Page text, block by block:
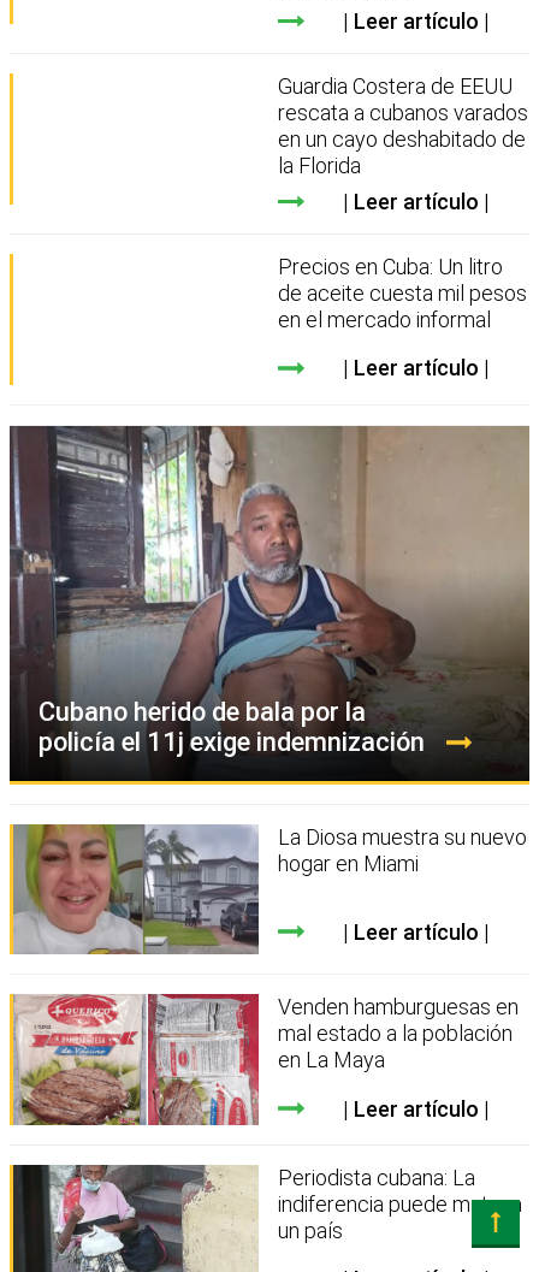
Leer artículo
Guardia Costera de EEUU
rescata a cubanos varados
en un cayo deshabitado de
la Florida
Leer artículo
Precios en Cuba: Un litro
de aceite cuesta mil pesos
en el mercado informal
Leer artículo
Cubano herido de bala por la
policía el 11j exige indemnización
La Diosa muestra su nuevo
hogar en Miami
Leer artículo
Venden hamburguesas en
mal estado a la población
en La Maya
Leer artículo
Periodista cubana: La
indiferencia puede matar a
un país